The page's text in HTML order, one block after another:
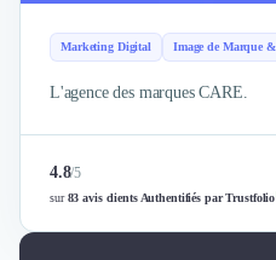
Marketing Digital Image de Marque
L'agence des marques CARE.
4.8/5
sur83 avis clients Authentifiés par Trustfolio